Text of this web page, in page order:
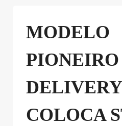
MODELO
PIONEIRO
DELIVERY
COLOCA